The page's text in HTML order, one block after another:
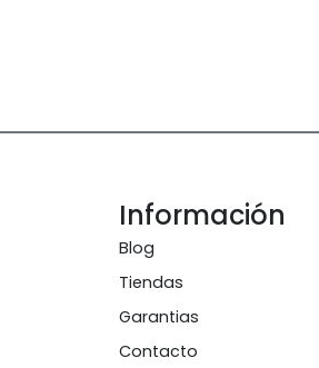
Información
Blog
Tiendas
Garantias
Contacto